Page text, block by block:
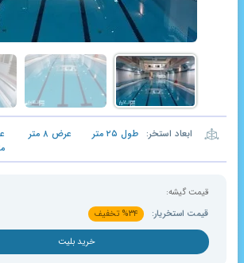
ابعاد استخر: طول ۲۵متر عرض ۸ متر
قیمت گیشه:
قیمت استخریار: %۳۴ تخفیف
خرید بلیت